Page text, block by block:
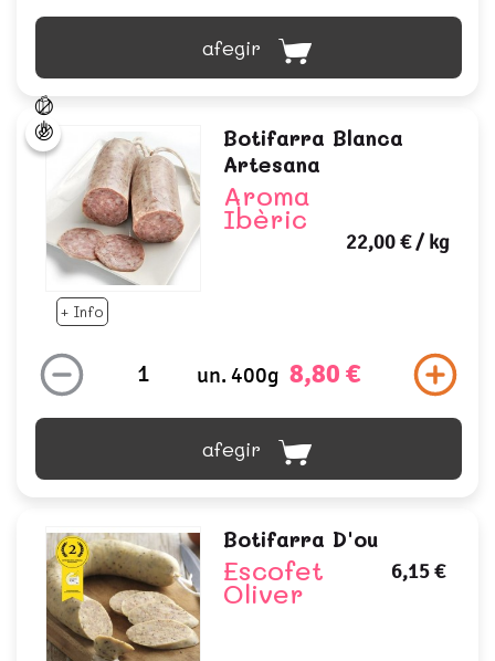
afegir
+ Info
Botifarra Blanca
Artesana
Aroma
Ibèric
22,00 €/ kg
un. 400g 8,80 €
afegir
Botifarra D'ou
Escofet
Oliver
6,15 €